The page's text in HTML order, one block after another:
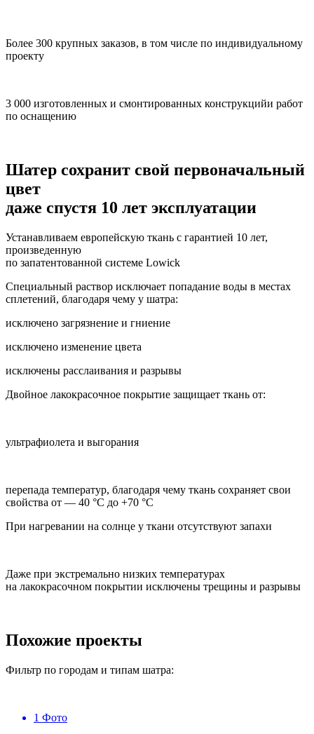
Более 300 крупных заказов, в том числе по индивидуальному
проекту
3 000 изготовленных и смонтированных конструкцийи работ
по оснащению
Шатер сохранит свой первоначальный
цвет
даже спустя 10 лет эксплуатации
Устанавливаем европейскую ткань с гарантией 10 лет,
произведенную
по запатентованной системе Lowick
Специальный раствор исключает попадание воды в местах
сплетений, благодаря чему у шатра:
исключено загрязнение и гниение
исключено изменение цвета
исключены расслаивания и разрывы
Двойное лакокрасочное покрытие защищает ткань от:
ультрафиолета и выгорания
перепада температур, благодаря чему ткань сохраняет свои
свойства от — 40 °C до +70 °C
При нагревании на солнце у ткани отсутствуют запахи
Даже при экстремально низких температурах
на лакокрасочном покрытии исключены трещины и разрывы
Похожие проекты
Фильтр по городам и типам шатра:
1 Фото